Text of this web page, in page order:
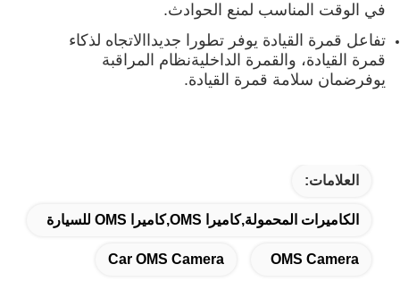
في الوقت المناسب لمنع الحوادث.
تفاعل قمرة القيادة يوفر تطورا جديدا الاتجاه لذكاء
قمرة القيادة، والقمرة الداخليةنظام المراقبة
يوفر ضمان سلامة قمرة القيادة.
العلامات:
الكاميرات المحمولة,كاميرا OMS,كاميرا OMS للسيارة
OMS Camera
Car OMS Camera